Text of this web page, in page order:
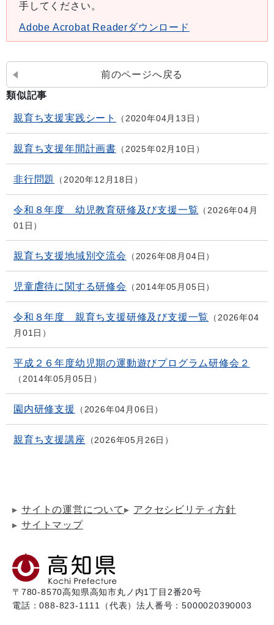
手してください。
Adobe Acrobat Readerダウンロード
前のページへ戻る
類似記事
親育ち支援実践シート 2020年04月13日
親育ち支援年間計画書 2025年02月10日
非行問題 2020年12月18日
令和８年度 幼児教育研修及び支援一覧
2026年04月
01日
親育ち支援地域別交流会 2026年08月04日
児童虐待に関する研修会 2014年05月05日
令和８年度 親育ち支援研修及び支援一覧
2026年04
月01日
平成２６年度幼児期の運動遊びプログラム研修会２
2014年05月05日
園内研修支援 2026年04月06日
親育ち支援講座 2026年05月26日
サイトの運営について
アクセシビリティ方針
サイトマップ
〒780-8570高知県高知市丸ノ内1丁目2番20号
電話：088-823-1111（代表）法人番号：5000020390003